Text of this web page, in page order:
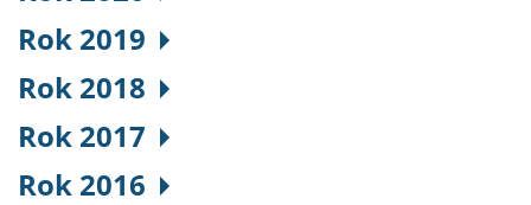
Rok 2019
Rok 2018
Rok 2017
Rok 2016